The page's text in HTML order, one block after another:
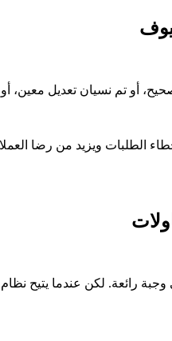
أو تم نسيان تعديل معين،
الطلبات ويزيد من رضا
رائعة. لكن عندما يتيح